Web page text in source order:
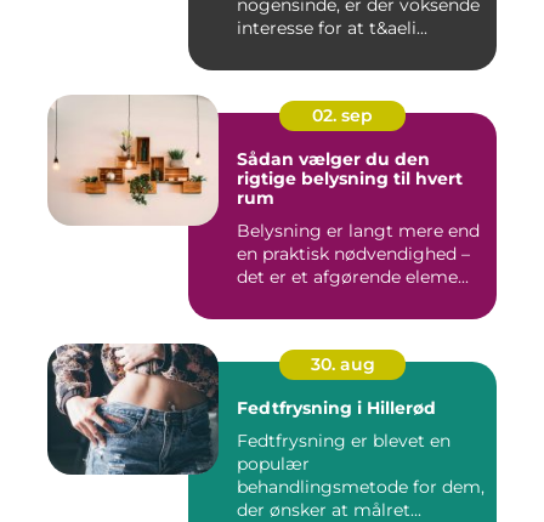
nogensinde, er der voksende
interesse for at t&aeli...
02. sep
Sådan vælger du den
rigtige belysning til hvert
rum
Belysning er langt mere end
en praktisk nødvendighed –
det er et afgørende eleme...
30. aug
Fedtfrysning i Hillerød
Fedtfrysning er blevet en
populær
behandlingsmetode for dem,
der ønsker at målret...